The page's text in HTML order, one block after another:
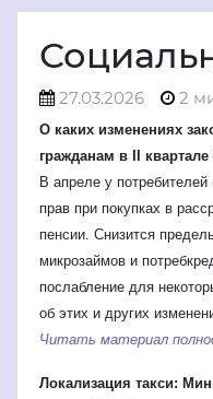
27.03.2026 2
О каких изменениях
гражданам в II квартале
В апреле у
прав при покупках в
пенсии. Снизится
микрозаймов и
послабление для
об этих и других
Читать материал
Локализация такси: